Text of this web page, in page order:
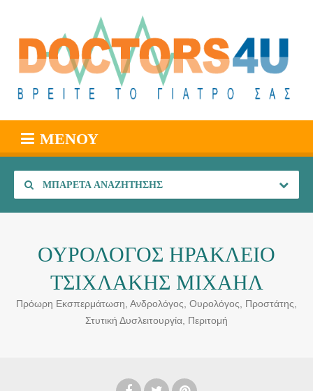
ΜΕΝΟΎ
ΜΠΑΡΈΤΑ ΑΝΑΖΉΤΗΣΗΣ
ΟΥΡΟΛΟΓΟΣ ΗΡΑΚΛΕΙΟ
ΤΣΙΧΛΑΚΗΣ ΜΙΧΑΗΛ
Πρόωρη Εκσπερμάτωση, Ανδρολόγος, Ουρολόγος, Προστάτης,
Στυτική Δυσλειτουργία, Περιτομή